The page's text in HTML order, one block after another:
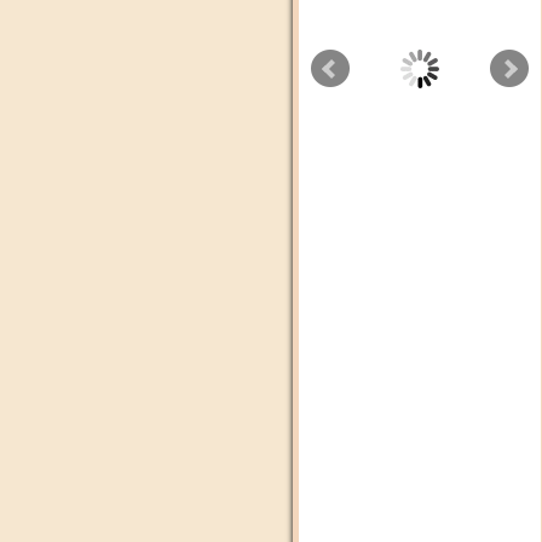
Cbc tv